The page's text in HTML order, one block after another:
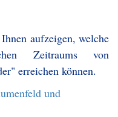
aufzeigen, welche
Zeitraums von
erreichen können.
und